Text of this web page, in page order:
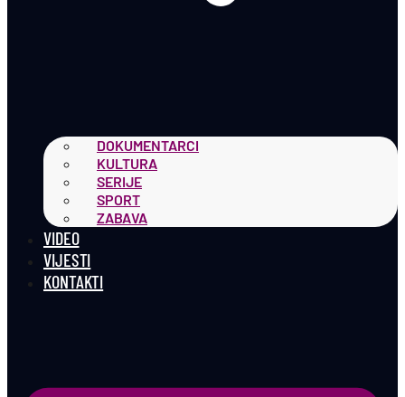
DOKUMENTARCI
KULTURA
SERIJE
SPORT
ZABAVA
VIDEO
VIJESTI
KONTAKTI